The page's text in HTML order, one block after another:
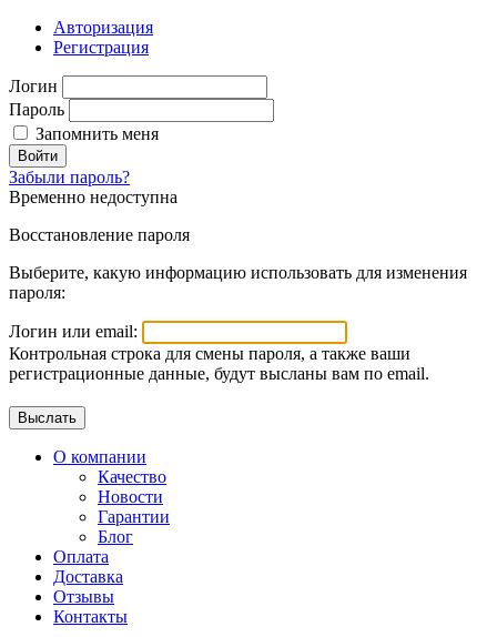
Авторизация
Регистрация
Логин
Пароль
Запомнить меня
Войти
Забыли пароль?
Временно недоступна
Восстановление пароля
Выберите, какую информацию использовать для изменения
пароля:
Логин или email:
Контрольная строка для смены пароля, а также ваши
регистрационные данные, будут высланы вам по email.
О компании
Качество
Новости
Гарантии
Блог
Оплата
Доставка
Отзывы
Контакты